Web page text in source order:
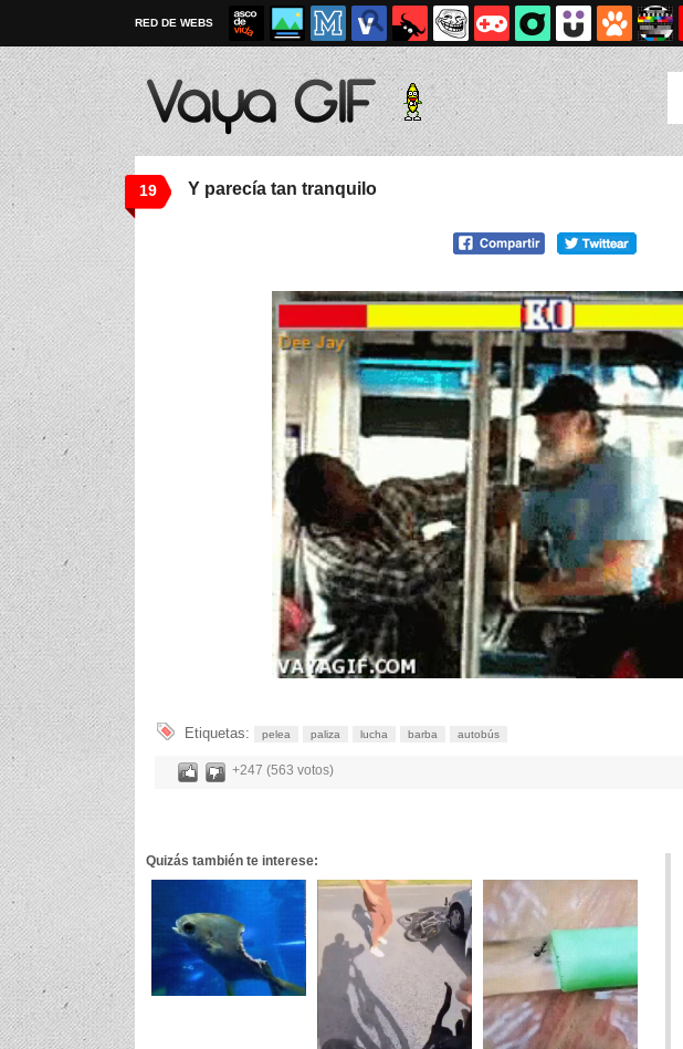
RED DE WEBS
19 Y parecía tan tranquilo
Etiquetas: pelea paliza lucha barba autobús
+247 (563 votos)
Quizás también te interese: